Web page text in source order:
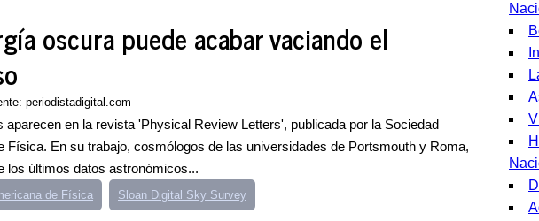
oscura puede acabar vaciando el
periodistadigital.com
aparecen en la revista 'Physical Review Letters', publicada por la Sociedad
Física. En su trabajo, cosmólogos de las universidades de Portsmouth y Roma,
los últimos datos astronómicos...
de Física Sloan Digital Sky Survey